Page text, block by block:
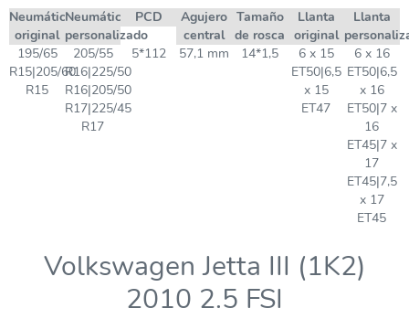
Neumático
original
Neumático
personalizado
PCD
Agujero
central
Tamaño
de rosca
Llanta
original
Llanta
195/65
R15|205/60
R15
205/55
R16|225/50
R16|205/50
R17|225/45
R17
5*112 57,1 mm 14*1,5
6 x 15
ET50|6,5
x 15
ET47
6 x 16
ET50|6,5
x 16
ET50|7 x
16
ET45|7 x
17
ET45|7,5
x 17
ET45
Volkswagen Jetta III (1K2)
2010 2.5 FSI